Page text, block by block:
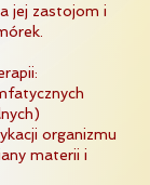
jej zastojom i
organizmu
materii i